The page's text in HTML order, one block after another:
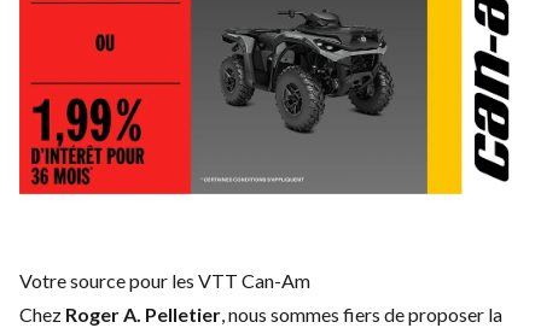
Votre source pour les VTT Can-Am
Chez Roger A. Pelletier , nous sommes fiers de proposer la